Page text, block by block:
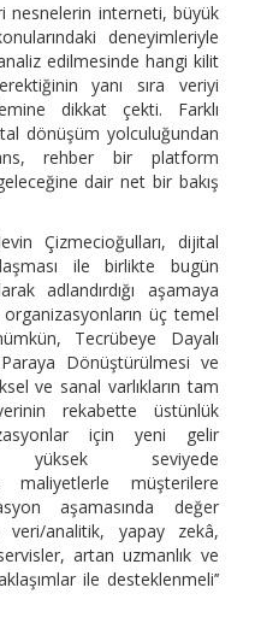
nesnelerin interneti, büyük
deneyimleriyle
edilmesinde hangi kilit
yanı sıra veriyi
dikkat çekti. Farklı
dönüşüm yolculuğundan
rehber bir platform
dair net bir bakış
Çizmecioğulları, dijital
ile birlikte bugün
adlandırdığı aşamaya
üç temel
Tecrübeye Dayalı
Dönüştürülmesi ve
ve sanal varlıkların tam
rekabette üstünlük
için yeni gelir
yüksek seviyede
maliyetlerle müşterilere
aşamasında değer
analitik, yapay zekâ,
artan uzmanlık ve
ile desteklenmeli’’